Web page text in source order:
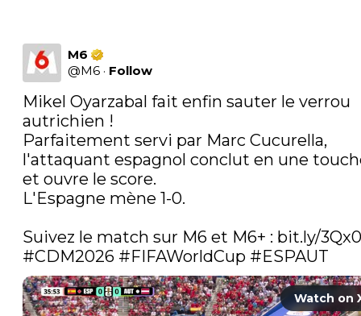
M6
@M6 · Follow
Mikel Oyarzabal fait enfin sauter le verrou
autrichien !
Parfaitement servi par Marc Cucurella,
l'attaquant espagnol conclut en une
et ouvre le score.
L'Espagne mène 1-0.
Suivez le match sur M6 et M6+ : bit.ly/
#CDM2026 #FIFAWorldCup #ESPAUT
Watch on